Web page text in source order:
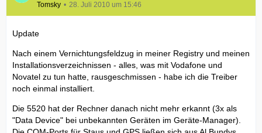
Tomsky 28. Juli 2010 um 15:46
Update
Nach einem Vernichtungsfeldzug in meiner Registry und meinen
Installationsverzeichnissen - alles, was mit Vodafone und
Novatel zu tun hatte, rausgeschmissen - habe ich die Treiber
noch einmal installiert.
Die 5520 hat der Rechner danach nicht mehr erkannt (3x als
"Data Device" bei unbekannten Geräten im Geräte-Manager).